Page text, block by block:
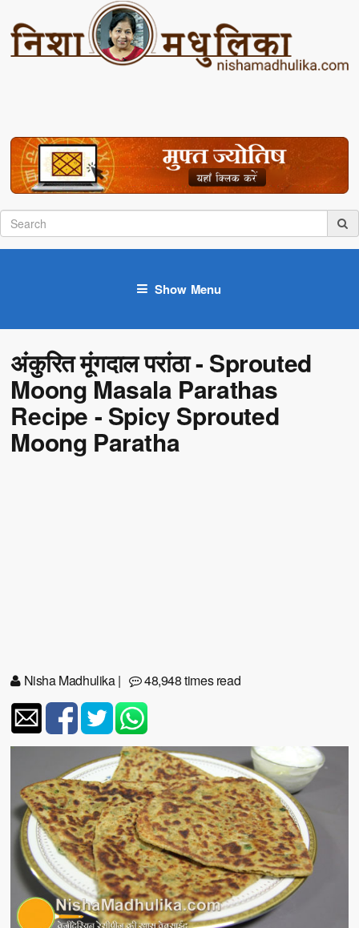
Show Menu
अंकुरित मूंगदाल परांठा - Sprouted
Moong Masala Parathas
Recipe - Spicy Sprouted
Moong Paratha
Nisha Madhulika| 48,948 times read